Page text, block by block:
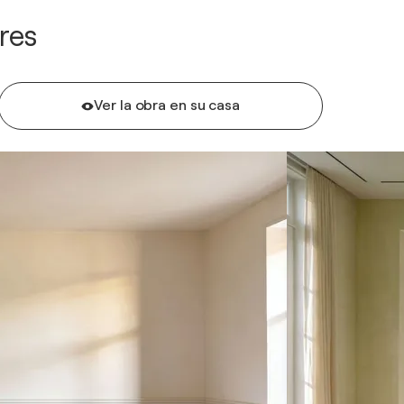
Ver la obra en su casa